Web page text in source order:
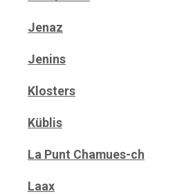
Jenaz
Jenins
Klosters
Küblis
La Punt Chamues-ch
Laax